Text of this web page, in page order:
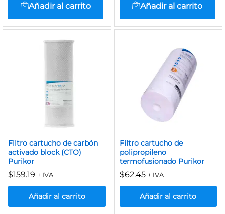
Añadir al carrito Añadir al carrito
Filtro cartucho de carbón
activado block (CTO)
Purikor
$159.19 + IVA
Añadir al carrito
Filtro cartucho de
polipropileno
termofusionado Purikor
$62.45 + IVA
Añadir al carrito